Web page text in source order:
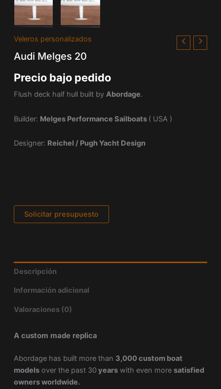
Veleros personalizados
Audi Melges 20
Precio bajo pedido
Flush deck half hull built by Abordage.
Builder: Melges Performance Sailboats ( USA )
Designer: Reichel / Pugh Yacht Design
Solicitar presupuesto
Descripción
Información adicional
Valoraciones (0)
A custom made replica
Abordage has built more than 3,000 custom boat
modelsover the past 30 yearswith even more satisfied
owners worldwide.